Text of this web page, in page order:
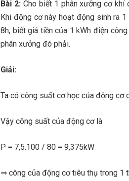
Bài 2:Cho biết 1 phân xưởng cơ khí
Khi động cơ này hoạt động sinh ra
8h, biết giá tiền của 1 kWh điện
phân xưởng đó phải.
Giải:
Ta có công suất cơ học của động cơ
Vậy công suất của động cơ là
P = 7,5.100 / 80 = 9,375kW
⇒ công của động cơ tiêu thụ trong 1